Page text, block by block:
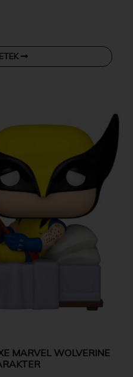
MARVEL WOLVERINE